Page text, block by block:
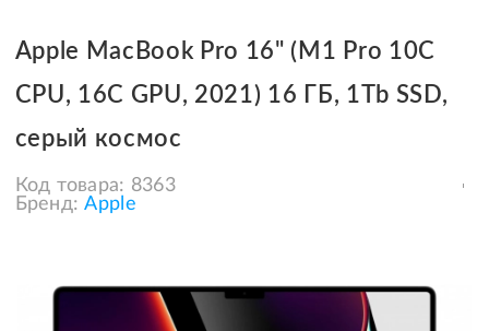
Apple MacBook Pro 16" (M1 Pro 10C
CPU, 16C GPU, 2021) 16 ГБ, 1Tb SSD,
серый космос
Код товара: 8363
Бренд: Apple